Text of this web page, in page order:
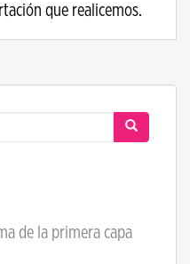
que realicemos.
de la primera capa